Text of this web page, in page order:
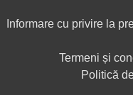
Informare cu privire la
Termeni și
Politică